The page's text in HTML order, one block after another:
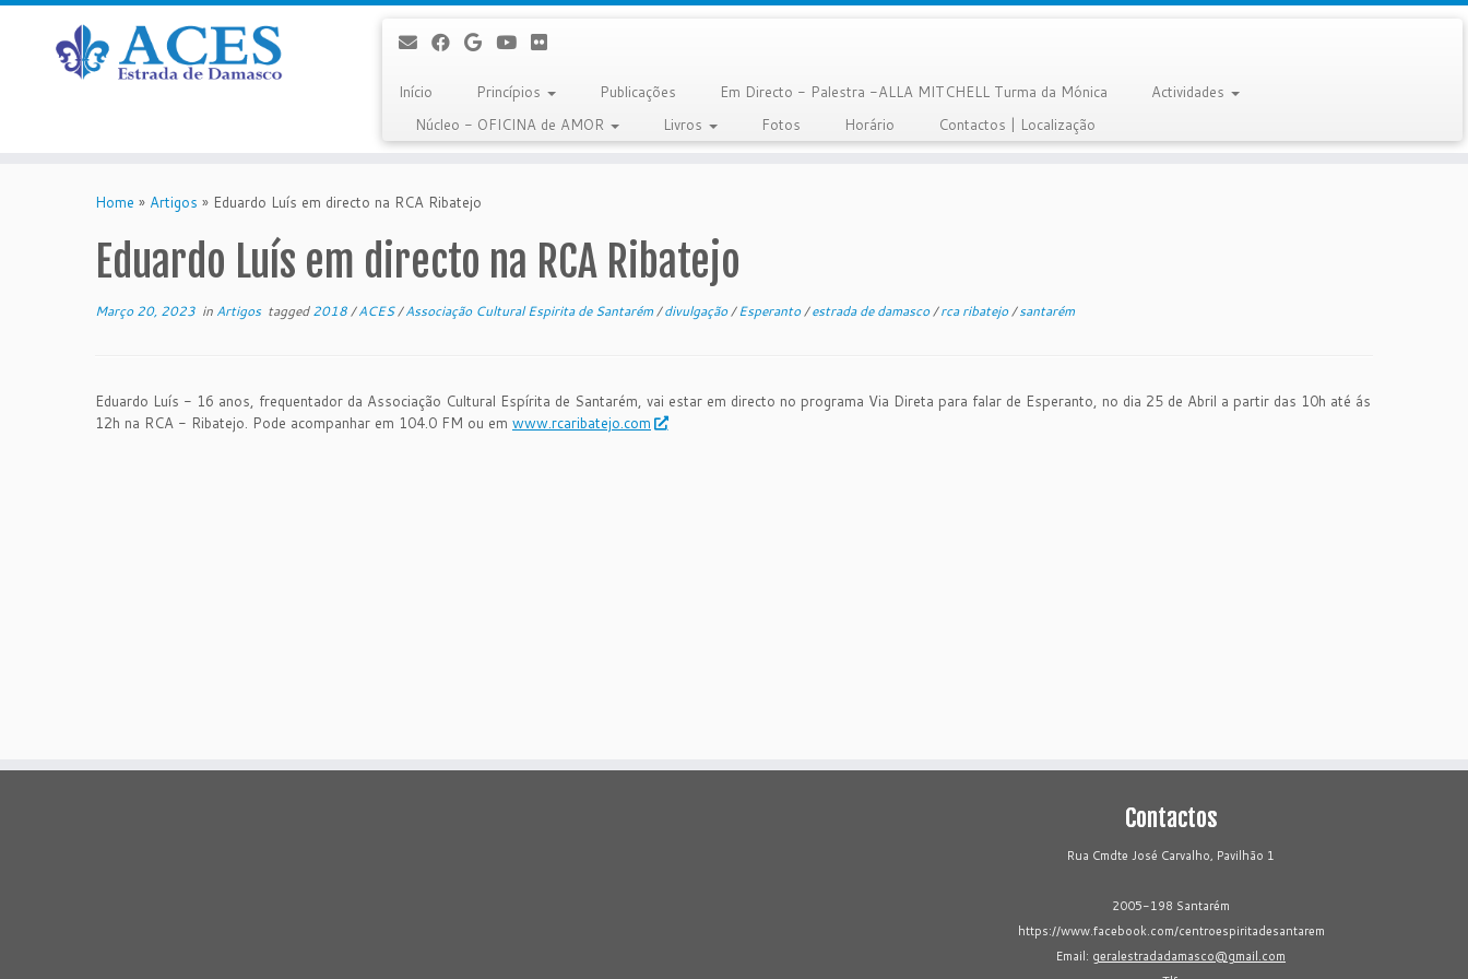
Início Princípios Publicações Em Directo - Palestra -ALLA MITCHELL Turma da Mónica
Actividades
Núcleo - OFICINA de AMOR
Livros Fotos Horário Contactos | Localização
Home » Artigos » Eduardo Luís em directo na RCA Ribatejo
Eduardo Luís em directo na RCA Ribatejo
Março 20, 2023 in Artigos tagged2018/ACES/Associação Cultural Espirita de Santarém/divulgação/Esperanto/estrada de damasco/rca ribatejo/santarém
Eduardo Luís - 16 anos, frequentador da Associação Cultural Espírita de Santarém, vai estar em directo no programa Via Direta para falar de Esperanto, no dia 25 de Abril a partir das 10h até ás
12h na RCA - Ribatejo. Pode acompanhar em 104.0 FM ou em www.rcaribatejo.com
Contactos
Rua Cmdte José Carvalho, Pavilhão 1
2005-198 Santarém
https://www.facebook.com/centroespiritadesantarem
Email: geralestradadamasco@gmail.com